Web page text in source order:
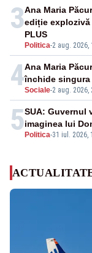
3
Politica-2 aug. 2026,
Ana Maria
ediție explozivă
PLUS
4Sociale-2 aug. 2026,
Ana Maria
închide
5 Politica-31 iul. 2026,
SUA: Guvernul
imaginea lui